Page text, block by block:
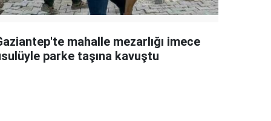
mahalle mezarlığı imece
parke taşına kavuştu